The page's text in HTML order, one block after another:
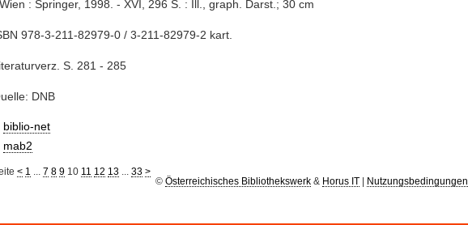
: Springer, 1998. - XVI, 296 S. : Ill., graph. Darst.; 30 cm
978-3-211-82979-0 / 3-211-82979-2 kart.
S. 281 - 285
DNB
biblio-net
mab2
< 1 ...7 8 9 10 11 12 13 ...33 >
© Österreichisches Bibliothekswerk& Horus IT| Nutzungsbedingungen